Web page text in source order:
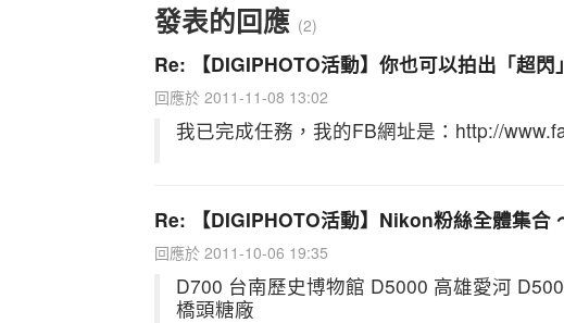
發表的回應 (2)
Re: 【DIGIPHOTO活動】你也可以拍出「超閃
回應於 2011-11-08 13:02
我已完成任務，我的FB網址是：http://
Re: 【DIGIPHOTO活動】Nikon粉絲全體集合
回應於 2011-10-06 19:35
D700 台南歷史博物館 D5000 高雄愛河
橋頭糖廠